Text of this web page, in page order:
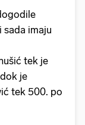
sada imaju
tek je
je
tek 500. po